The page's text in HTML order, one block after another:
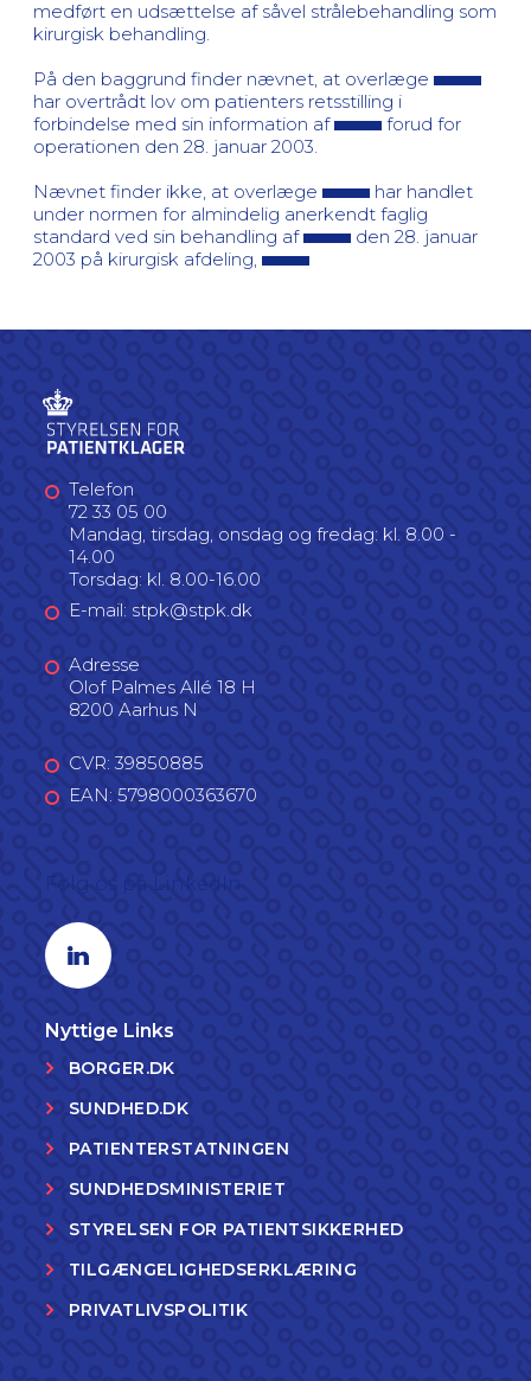
medført en udsættelse af såvel strålebehandling som
kirurgisk behandling.
På den baggrund finder nævnet, at overlæge
har overtrådt lov om patienters retsstilling i
forbindelse med sin information af
forud for
operationen den 28. januar 2003.
Nævnet finder ikke, at overlæge
har handlet
under normen for almindelig anerkendt faglig
standard ved sin behandling af
den 28. januar
2003 på kirurgisk afdeling,
Telefon
72 33 05 00
Mandag, tirsdag, onsdag og fredag: kl. 8.00 -
14.00
Torsdag: kl. 8.00-16.00
E-mail: stpk@stpk.dk
Adresse
Olof Palmes Allé 18 H
8200 Aarhus N
CVR: 39850885
EAN: 5798000363670
Linkedin profil
Nyttige Links
BORGER.DK
SUNDHED.DK
PATIENTERSTATNINGEN
SUNDHEDSMINISTERIET
STYRELSEN FOR PATIENTSIKKERHED
TILGÆNGELIGHEDSERKLÆRING
PRIVATLIVSPOLITIK